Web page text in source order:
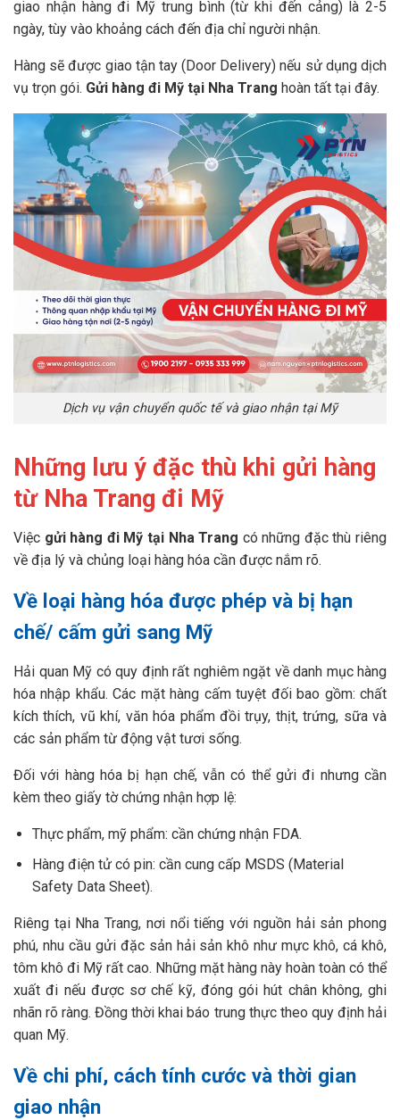
giao nhận hàng đi Mỹ trung bình (từ khi đến cảng) là 2-5
ngày, tùy vào khoảng cách đến địa chỉ người nhận.
Hàng sẽ được giao tận tay (Door Delivery) nếu sử dụng dịch
vụ trọn gói. Gửi hàng đi Mỹ tại Nha Trang hoàn tất tại đây.
Dịch vụ vận chuyển quốc tế và giao nhận tại Mỹ
Những lưu ý đặc thù khi gửi hàng
từ Nha Trang đi Mỹ
Việc gửi hàng đi Mỹ tại Nha Trang có những đặc thù riêng
về địa lý và chủng loại hàng hóa cần được nắm rõ.
Về loại hàng hóa được phép và bị hạn
chế/ cấm gửi sang Mỹ
Hải quan Mỹ có quy định rất nghiêm ngặt về danh mục hàng
hóa nhập khẩu. Các mặt hàng cấm tuyệt đối bao gồm: chất
kích thích, vũ khí, văn hóa phẩm đồi trụy, thịt, trứng, sữa và
các sản phẩm từ động vật tươi sống.
Đối với hàng hóa bị hạn chế, vẫn có thể gửi đi nhưng cần
kèm theo giấy tờ chứng nhận hợp lệ:
Thực phẩm, mỹ phẩm: cần chứng nhận FDA.
Hàng điện tử có pin: cần cung cấp MSDS (Material
Safety Data Sheet).
Riêng tại Nha Trang, nơi nổi tiếng với nguồn hải sản phong
phú, nhu cầu gửi đặc sản hải sản khô như mực khô, cá khô,
tôm khô đi Mỹ rất cao. Những mặt hàng này hoàn toàn có thể
xuất đi nếu được sơ chế kỹ, đóng gói hút chân không, ghi
nhãn rõ ràng. Đồng thời khai báo trung thực theo quy định hải
quan Mỹ.
Về chi phí, cách tính cước và thời gian
giao nhận